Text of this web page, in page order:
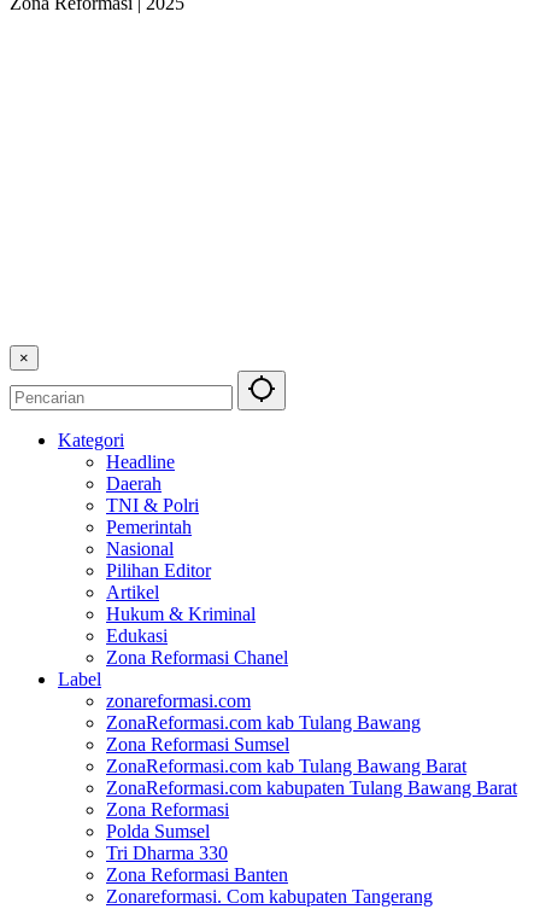
×
Kategori
Headline
Daerah
TNI & Polri
Pemerintah
Nasional
Pilihan Editor
Artikel
Hukum & Kriminal
Edukasi
Zona Reformasi Chanel
Label
zonareformasi.com
ZonaReformasi.com kab Tulang Bawang
Zona Reformasi Sumsel
ZonaReformasi.com kab Tulang Bawang Barat
ZonaReformasi.com kabupaten Tulang Bawang Barat
Zona Reformasi
Polda Sumsel
Tri Dharma 330
Zona Reformasi Banten
Zonareformasi. Com kabupaten Tangerang